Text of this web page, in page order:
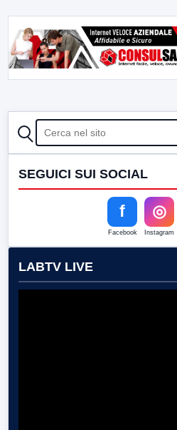
CERCA
SEGUICI SUI SOCIAL
f
Facebook
◎
Instagram
LABTV LIVE